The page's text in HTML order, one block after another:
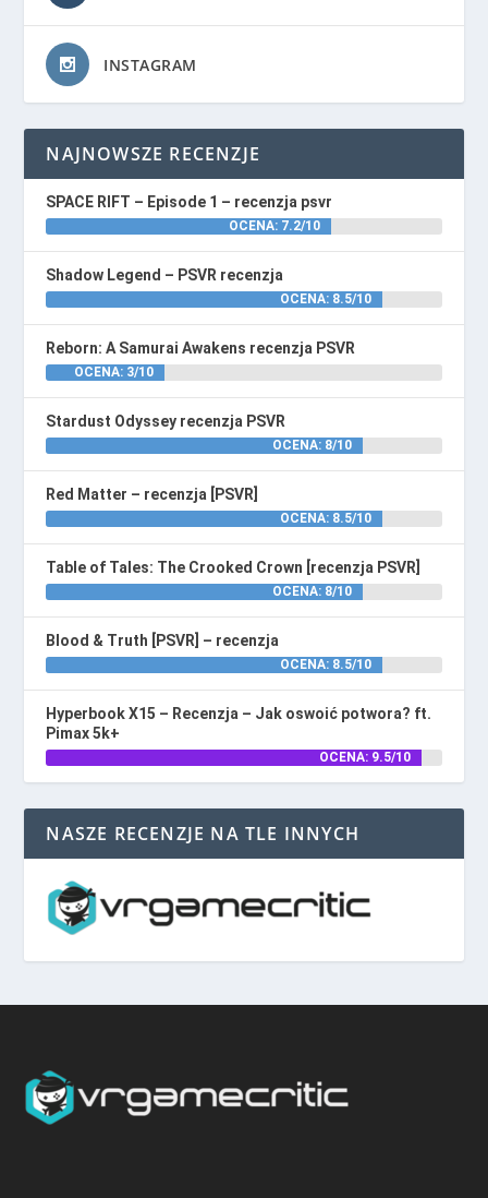
INSTAGRAM
NAJNOWSZE RECENZJE
SPACE RIFT – Episode 1 – recenzja psvr
OCENA: 7.2/10
Shadow Legend – PSVR recenzja
OCENA: 8.5/10
Reborn: A Samurai Awakens recenzja PSVR
OCENA: 3/10
Stardust Odyssey recenzja PSVR
OCENA: 8/10
Red Matter – recenzja [PSVR]
OCENA: 8.5/10
Table of Tales: The Crooked Crown [recenzja PSVR]
OCENA: 8/10
Blood & Truth [PSVR] – recenzja
OCENA: 8.5/10
Hyperbook X15 – Recenzja – Jak oswoić potwora? ft.
Pimax 5k+
OCENA: 9.5/10
NASZE RECENZJE NA TLE INNYCH